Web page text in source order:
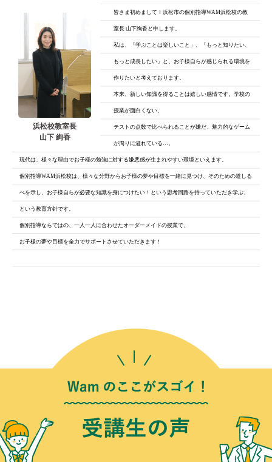
浜松校教室長
山下 絢香
皆さま初めまして！浜松市の個別指導WAM浜松校の教
室長 山下絢香と申します。
私は、「学ぶことは楽しいこと」、「もっと知りたい、
もっと成長したい」と、 お子様自らが感じられる環境を
作りたいと考えております。
本来、新しい知識を得ることは嬉しい感情です。学校の
授業が面白くない、
テストの点数で比べられることが嫌だ、魅力的なゲーム
が周りに溢れている…。
現代は、様々な理由でお子様の勉強に対する嫌悪感が生まれやすい環境といえます。
個別指導WAM浜松校は、様々な分野からお子様の夢や目標を一緒に見つけ、そのための道しる
べを示し、お子様自らが必要な知識を身につけたい！という思考回路を持っていただき学ぶ、
という教育方針です。
個別指導ならではの、一人一人に合わせたオーダーメイドの授業で、
お子様の夢や目標を全力でサポートさせていただきます！